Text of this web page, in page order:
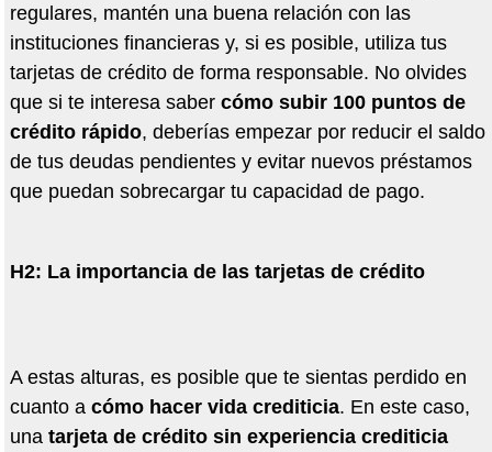
regulares, mantén una buena relación con las
instituciones financieras y, si es posible, utiliza tus
tarjetas de crédito de forma responsable. No olvides
que si te interesa saber cómo subir 100 puntos de
crédito rápido, deberías empezar por reducir el saldo
de tus deudas pendientes y evitar nuevos préstamos
que puedan sobrecargar tu capacidad de pago.
H2: La importancia de las tarjetas de crédito
A estas alturas, es posible que te sientas perdido en
cuanto a cómo hacer vida crediticia. En este caso,
una tarjeta de crédito sin experiencia crediticia